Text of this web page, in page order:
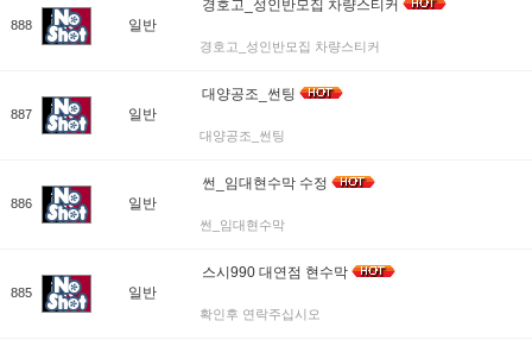
888 일반
경호고_성인반모집 차량스티커
경호고_성인반모집 차량스티커
887 일반
대양공조_썬팅
대양공조_썬팅
886 일반
썬_임대현수막 수정
썬_임대현수막
885 일반
스시990 대연점 현수막
확인후 연락주십시오